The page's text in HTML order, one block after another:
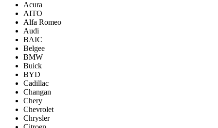
Acura
AITO
Alfa Romeo
Audi
BAIC
Belgee
BMW
Buick
BYD
Cadillac
Changan
Chery
Chevrolet
Chrysler